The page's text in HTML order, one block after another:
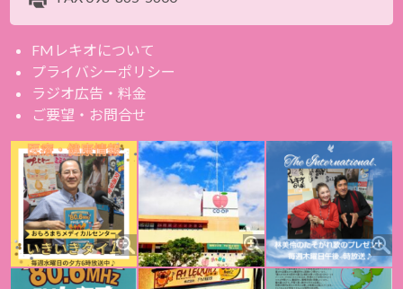
FMレキオについて
プライバシーポリシー
ラジオ広告・料金
ご要望・お問合せ